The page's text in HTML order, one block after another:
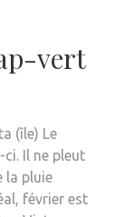
vert
(île) Le
Il ne pleut
la pluie
février est